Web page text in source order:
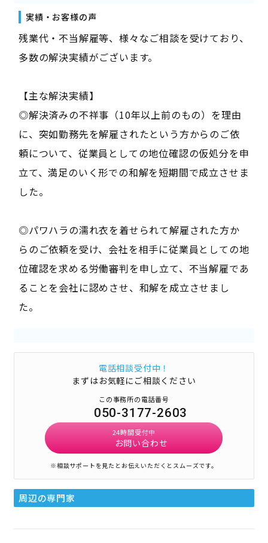
実績・お客様の声
残業代・不当解雇等、様々なご相談を受けており、
多数の解決実績がございます。
【主な解決実績】
◎解決済みの不祥事（10年以上前のもの）を理由
に、突如勤務先を解雇されたという方からのご依
頼について、従業員としての地位確認の仮処分を申
立て、満足のいく形での和解を短期間で成立させま
した。
◎パワハラの濡れ衣を着せられて解雇された方か
らのご依頼を受け、会社を相手に従業員としての地
位確認を求める労働審判を申し立て、不当解雇であ
ることを会社に認めさせ、和解を成立させまし
た。
電話相談受付中！
まずはお気軽にご相談ください
この事務所の電話番号
050-3177-2603
24時間受付中
お問い合わせ
※相談サポートを見たとお伝えいただくとスムーズです。
周辺の専門家